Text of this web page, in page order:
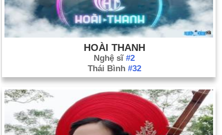
HOÀI THANH
Nghệ sĩ #2
Thái Bình #32